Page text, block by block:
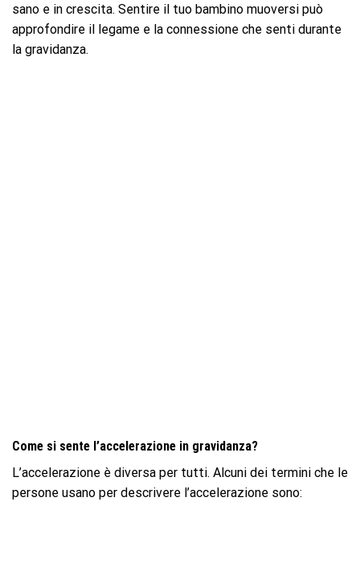
sano e in crescita. Sentire il tuo bambino muoversi può
approfondire il legame e la connessione che senti durante
la gravidanza.
Come si sente l’accelerazione in gravidanza?
L’accelerazione è diversa per tutti. Alcuni dei termini che le
persone usano per descrivere l’accelerazione sono: